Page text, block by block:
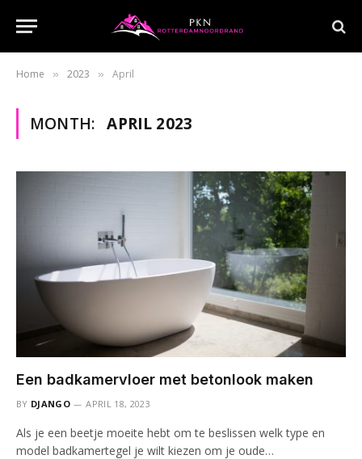
Home » 2023 » April
MONTH: APRIL 2023
Een badkamervloer met betonlook maken
BY DJANGO APRIL 18, 2023
Als je een beetje moeite hebt om te beslissen welk type en
model badkamertegel je wilt kiezen om je oude…